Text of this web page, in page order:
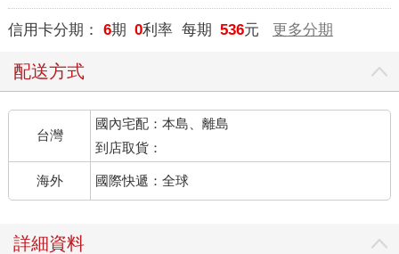
信用卡分期： 6期 0利率 每期 536元 更多分期
配送方式
台灣
國內宅配：本島、離島
到店取貨：
海外 國際快遞：全球
詳細資料